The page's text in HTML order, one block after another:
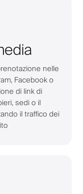
nelle
Facebook o
di link di
sedi o il
il traffico dei